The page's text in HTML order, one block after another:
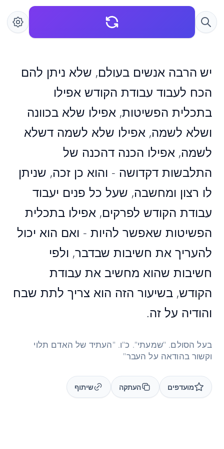
יש הרבה אנשים בעולם, שלא ניתן להם
הכח לעבוד עבודת הקודש אפילו
בתכלית הפשיטות, אפילו שלא בכוונה
ושלא לשמה, אפילו שלא לשמה דשלא
לשמה, אפילו הכנה דהכנה של
התלבשות דקדושה - והוא כן זכה, שניתן
לו רצון ומחשבה, שעל כל פנים יעבוד
עבודת הקודש לפרקים, אפילו בתכלית
הפשיטות שאפשר להיות - ואם הוא יכול
להעריך את חשיבות שבדבר, ולפי
חשיבות שהוא מחשיב את עבודת
הקודש, בשיעור הזה הוא צריך לתת שבח
והודיה על זה.
בעל הסולם. "שמעתי". כ"ו. "העתיד של האדם תלוי
וקשור בהודאה על העבר"
מועדפים העתקה שיתוף